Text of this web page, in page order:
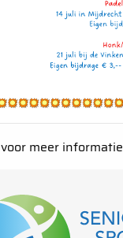
voor meer informatie